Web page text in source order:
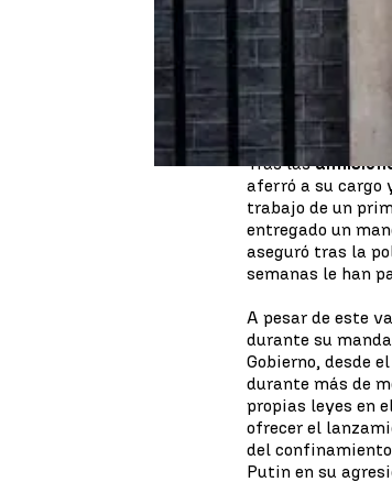
dejará su cargo
británico hasta
Partido
hablado con el
la próxima
haya un nuevo
Tras las
aferró a su cargo
trabajo de un
entregado un
aseguró tras la
semanas le han
A pesar de este
durante su
Gobierno, desde el
durante más de
propias leyes en
ofrecer el
del
Putin en su